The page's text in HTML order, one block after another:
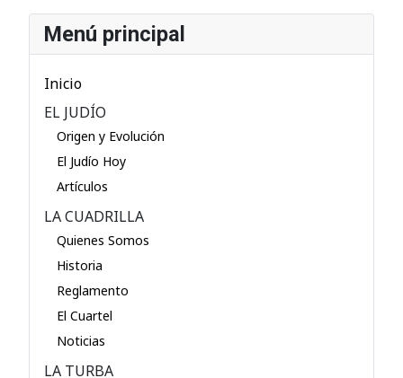
Menú principal
Inicio
EL JUDÍO
Origen y Evolución
El Judío Hoy
Artículos
LA CUADRILLA
Quienes Somos
Historia
Reglamento
El Cuartel
Noticias
LA TURBA